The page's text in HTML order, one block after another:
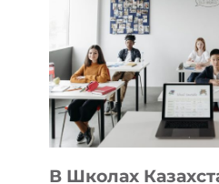
VELOCITY
BY
MOST
—
ПРОГРАММУ
ДЛЯ
В Школах